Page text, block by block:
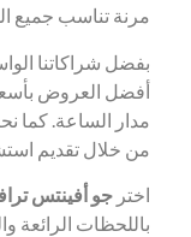
مرنة تناسب جميع
بفضل شراكاتنا
أفضل العروض
مدار الساعة. كما
من خلال تقديم
اخترجو أفينتس
باللحظات الرائعة